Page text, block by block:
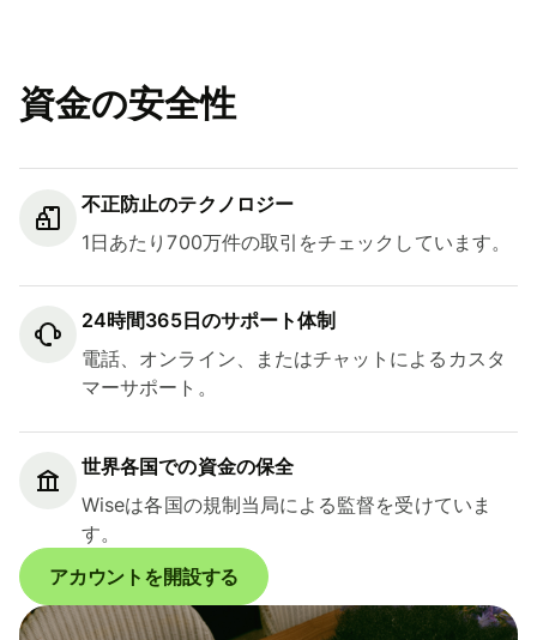
資金の安全性
不正防止のテクノロジー
1日あたり700万件の取引をチェックしています。
24時間365日のサポート体制
電話、オンライン、またはチャットによるカスタ
マーサポート。
世界各国での資金の保全
Wiseは各国の規制当局による監督を受けていま
す。
アカウントを開設する